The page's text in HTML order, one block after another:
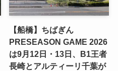
【船橋】ちばぎん
PRESEASON GAME 2026
は9月12日・13日、B1王者
長崎とアルティーリ千葉が